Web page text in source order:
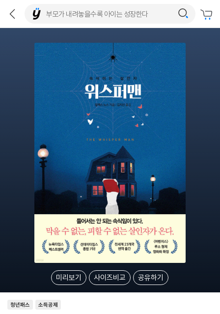
미리보기 사이즈비교 공유하기
소득공제
청년패스